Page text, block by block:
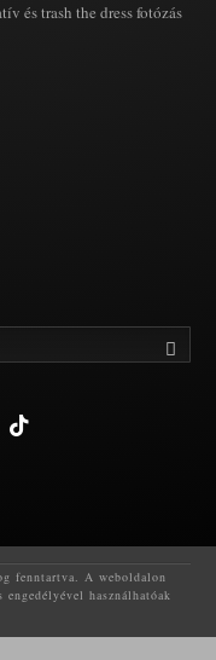
és trash the dress fotózás
tiktok
fenntartva. A weboldalon
használhatóak